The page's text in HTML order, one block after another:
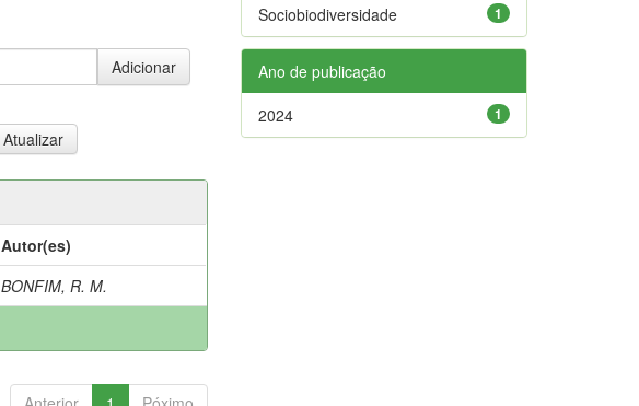
Autor(es)
BONFIM, R. M.
1
Sociobiodiversidade
Ano de publicação
1
2024